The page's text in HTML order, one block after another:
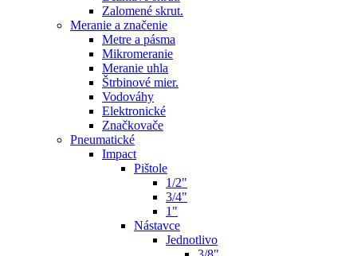
Zalomené skrut.
Meranie a značenie
Metre a pásma
Mikromeranie
Meranie uhla
Štrbinové mier.
Vodováhy
Elektronické
Značkovače
Pneumatické
Impact
Pištole
1/2"
3/4"
1"
Nástavce
Jednotlivo